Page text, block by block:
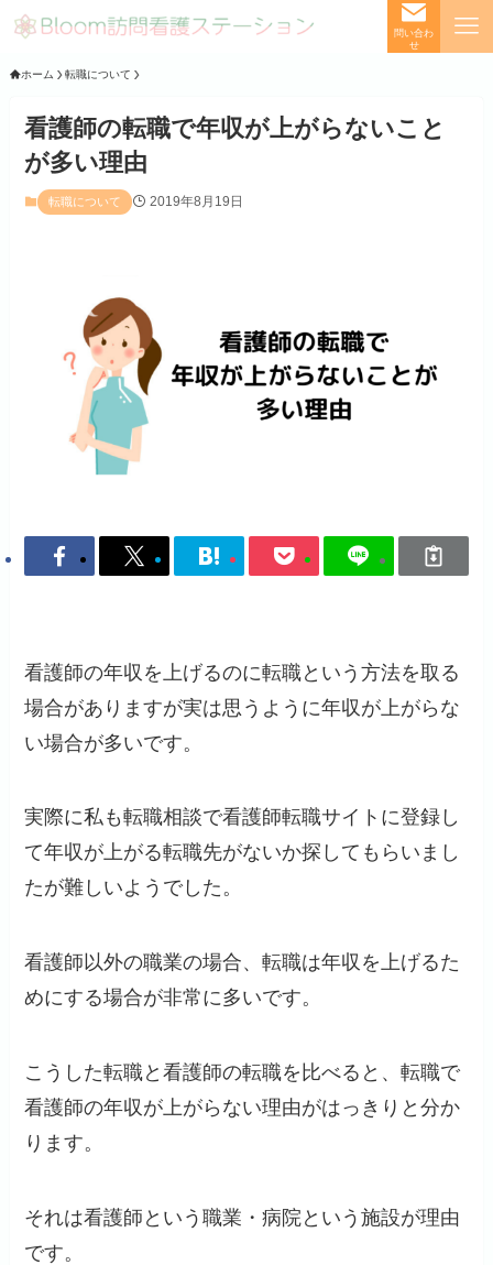
問い合わ
せ
ホーム 転職について
看護師の転職で年収が上がらないこと
が多い理由
転職について 2019年8月19日
看護師の年収を上げるのに転職という方法を取る
場合がありますが実は思うように年収が上がらな
い場合が多いです。
実際に私も転職相談で看護師転職サイトに登録し
て年収が上がる転職先がないか探してもらいまし
たが難しいようでした。
看護師以外の職業の場合、転職は年収を上げるた
めにする場合が非常に多いです。
こうした転職と看護師の転職を比べると、転職で
看護師の年収が上がらない理由がはっきりと分か
ります。
それは看護師という職業・病院という施設が理由
です。